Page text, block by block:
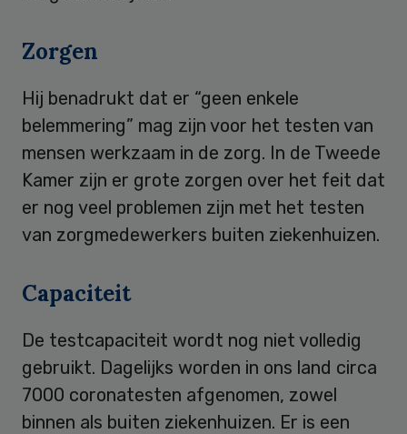
Zorgen
Hij benadrukt dat er “geen enkele
belemmering” mag zijn voor het testen van
mensen werkzaam in de zorg. In de Tweede
Kamer zijn er grote zorgen over het feit dat
er nog veel problemen zijn met het testen
van zorgmedewerkers buiten ziekenhuizen.
Capaciteit
De testcapaciteit wordt nog niet volledig
gebruikt. Dagelijks worden in ons land circa
7000 coronatesten afgenomen, zowel
binnen als buiten ziekenhuizen. Er is een